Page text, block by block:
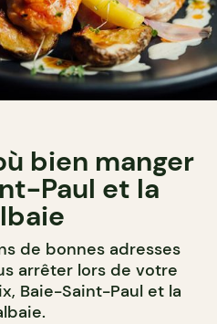
bien manger
Paul et la
de bonnes adresses
arrêter lors de votre
Baie-Saint-Paul et la